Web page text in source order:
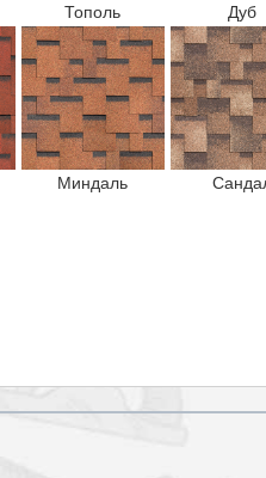
Тополь Дуб
Миндаль